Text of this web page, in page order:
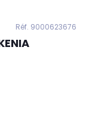
Réf. 9000623676